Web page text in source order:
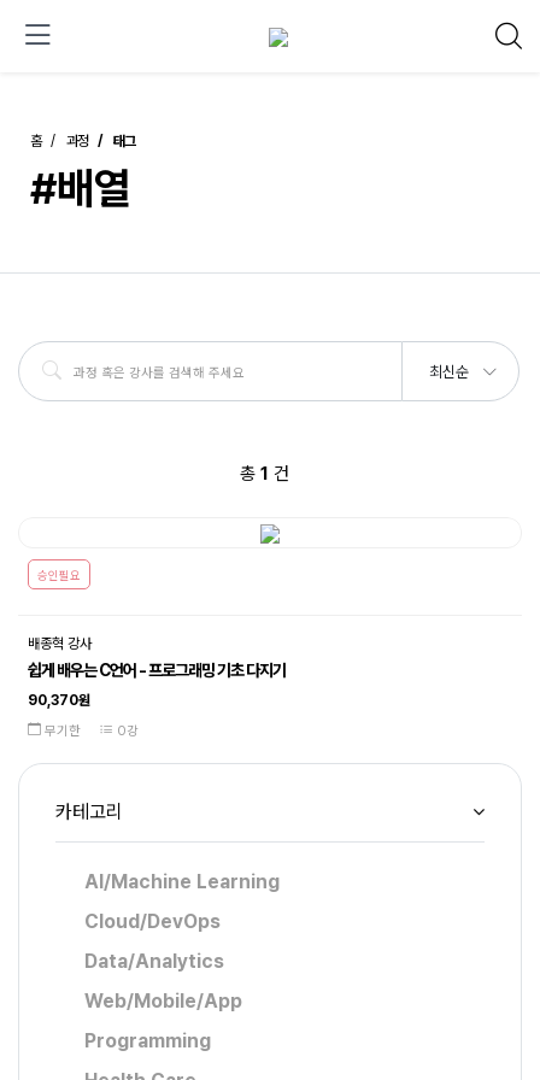
홈 과정 태그
#배열
최신순
총 1 건
승인필요
배종혁 강사
쉽게 배우는 C언어 - 프로그래밍 기초 다지기
90,370원
무기한 0강
카테고리
AI/Machine Learning
Cloud/DevOps
Data/Analytics
Web/Mobile/App
Programming